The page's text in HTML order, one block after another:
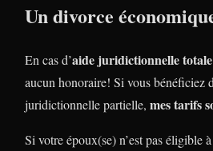
Un divorce
En cas d’aide juridictionnelle totale
aucun honoraire! Si vous bénéficiez
juridictionnelle partielle, mes tarifs
Si votre époux(se) n’est pas éligible à